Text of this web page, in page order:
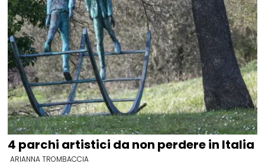
4 parchi artistici da non perdere in Italia
ARIANNA TROMBACCIA